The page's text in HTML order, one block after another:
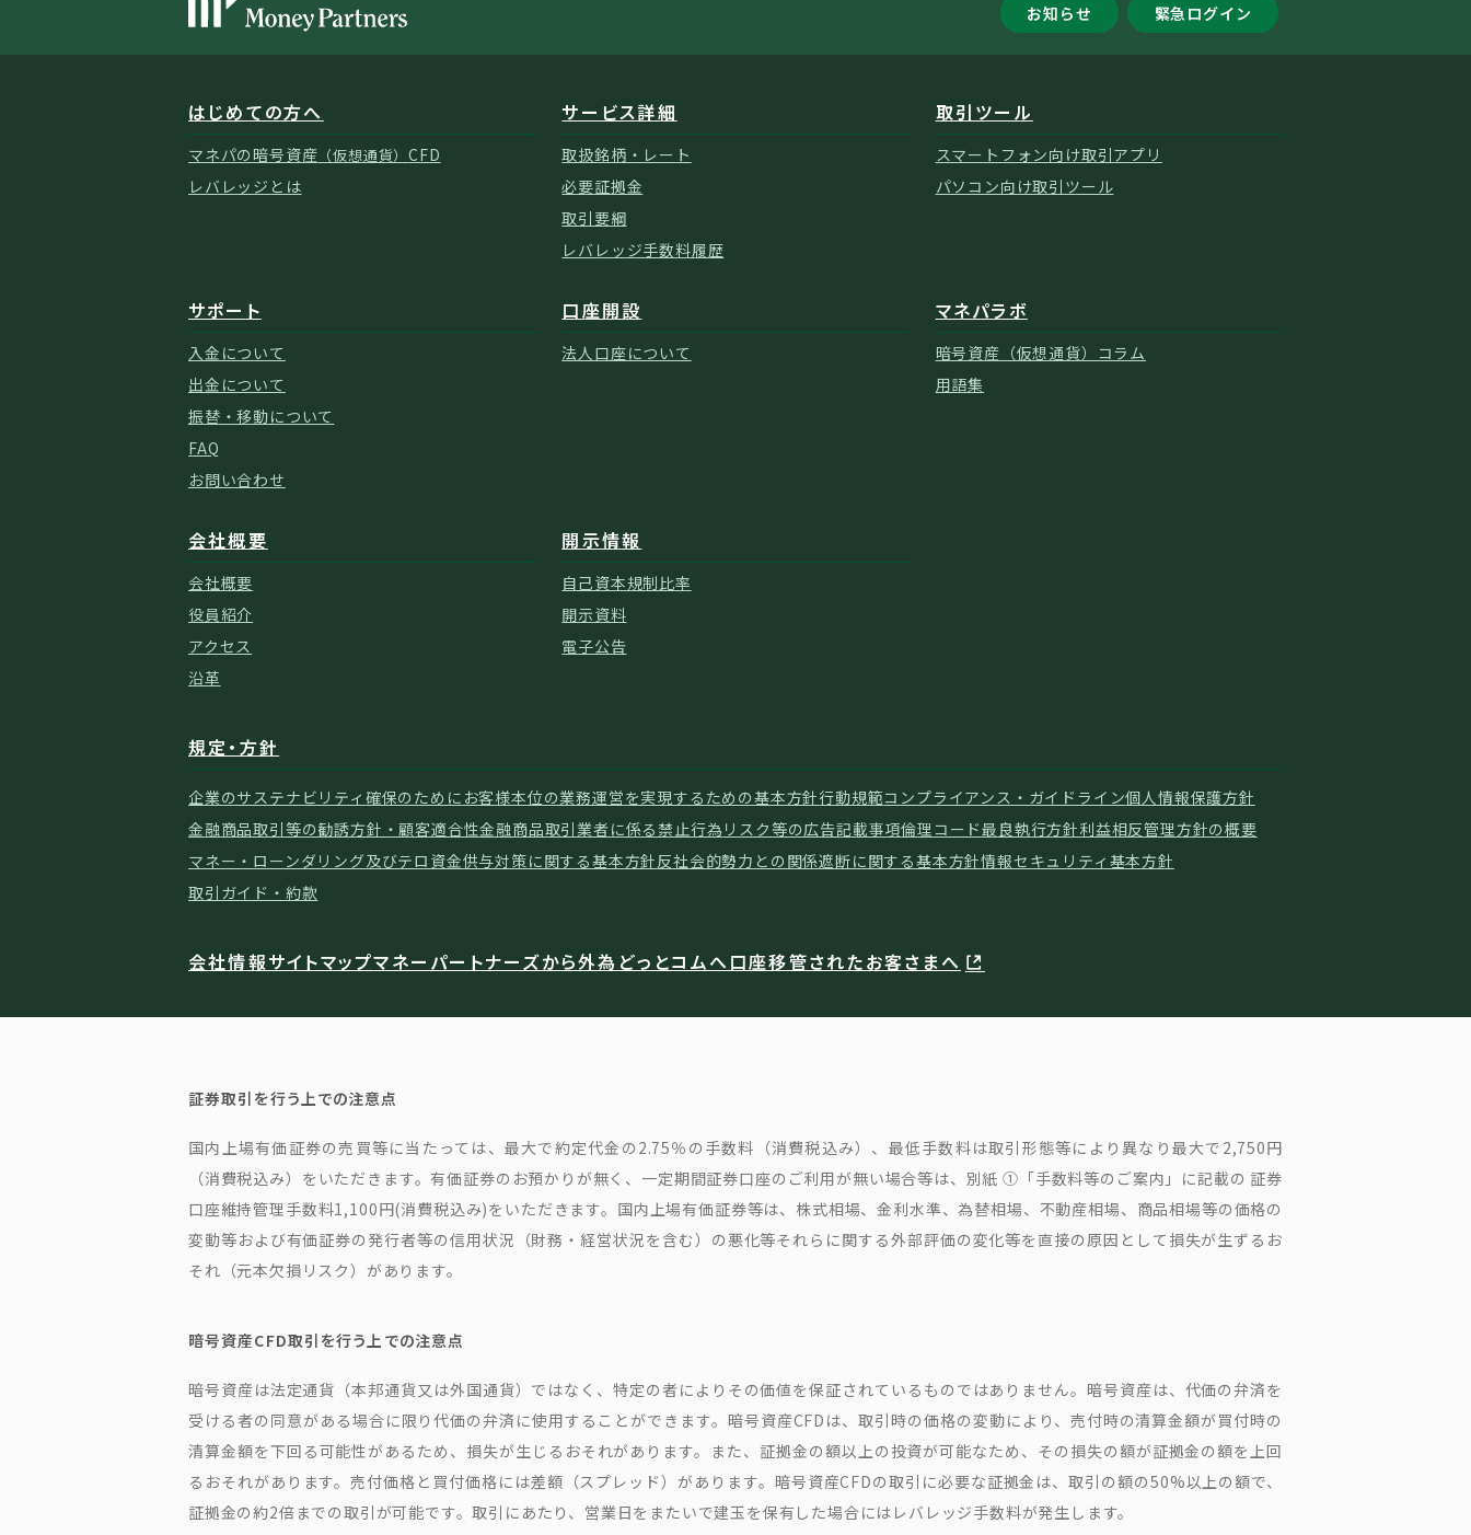
お知らせ 緊急ログイン
はじめての方へ
マネパの暗号資産 （仮想通貨）CFD
レバレッジとは
サービス詳細
取扱銘柄・レート
必要証拠金
取引要綱
レバレッジ手数料履歴
取引ツール
スマートフォン向け取引アプリ
パソコン向け取引ツール
サポート
入金について
出金について
振替・移動について
FAQ
お問い合わせ
口座開設
法人口座について
マネパラボ
暗号資産（仮想通貨）コラム
用語集
会社概要
会社概要
役員紹介
アクセス
沿革
開示情報
自己資本規制比率
開示資料
電子公告
規定・方針
企業のサステナビリティ確保のために お客様本位の業務運営を実現するための基本方針行動規範コンプライアンス・ガイドライン個人情報保護方針
金融商品取引等の勧誘方針・顧客適合性金融商品取引業者に係る禁止行為リスク等の広告記載事項倫理コード最良執行方針利益相反管理方針の概要
マネー・ローンダリング及びテロ資金供与対策に関する基本方針反社会的勢力との関係遮断に関する基本方針情報セキュリティ基本方針
取引ガイド・約款
会社情報サイトマップマネーパートナーズから外為どっとコムへ口座移管されたお客さまへ
証券取引を行う上での注意点
国内上場有価証券の売買等に当たっては、最大で約定代金の2.75％の手数料（消費税込み）、最低手数料は取引形態等により異なり最大で2,750円
（消費税込み）をいただきます。有価証券のお預かりが無く、一定期間証券口座のご利用が無い場合等は、別紙 ①「手数料等のご案内」に記載の 証券
口座維持管理手数料1,100円(消費税込み)をいただきます。国内上場有価証券等は、株式相場、金利水準、為替相場、不動産相場、商品相場等の価格の
変動等および有価証券の発行者等の信用状況（財務・経営状況を含む）の悪化等それらに関する外部評価の変化等を直接の原因として損失が生ずるお
それ（元本欠損リスク）があります。
暗号資産CFD取引を行う上での注意点
暗号資産は法定通貨（本邦通貨又は外国通貨）ではなく、特定の者によりその価値を保証されているものではありません。暗号資産は、代価の弁済を
受ける者の同意がある場合に限り代価の弁済に使用することができます。暗号資産CFDは、取引時の価格の変動により、売付時の清算金額が買付時の
清算金額を下回る可能性があるため、損失が生じるおそれがあります。また、証拠金の額以上の投資が可能なため、その損失の額が証拠金の額を上回
るおそれがあります。売付価格と買付価格には差額（スプレッド）があります。暗号資産CFDの取引に必要な証拠金は、取引の額の50%以上の額で、
証拠金の約2倍までの取引が可能です。取引にあたり、営業日をまたいで建玉を保有した場合にはレバレッジ手数料が発生します。